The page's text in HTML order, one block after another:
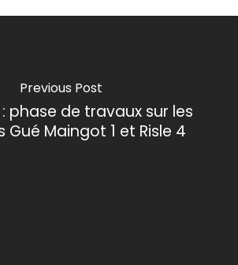
Previous Post
: phase de travaux sur les
Maingot 1 et Risle 4